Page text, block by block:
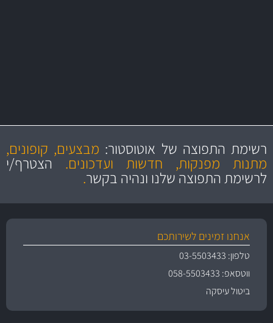
מקצועיות
ושירות מצויין
מחירים
הוגנים
והיצע מוצרים איכותירשימת התפוצה של אוטוסטור: מבצעים, קופונים,
מתנות מפנקות, חדשות ועדכונים.הצטרף/י
לרשימת התפוצה שלנו ונהיה בקשר.
אנחנו זמינים לשירותכם
טלפון: 03-5503433
ווטסאפ: 058-5503433
ביטול עיסקה